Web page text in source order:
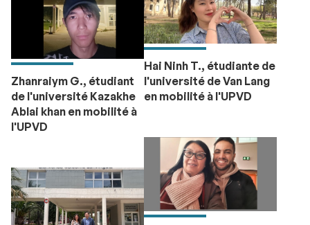
Hai Ninh T., étudiante de
l'université de Van Lang
en mobilité à l'UPVD
Zhanraiym G., étudiant
de l'université Kazakhe
Ablai khan en mobilité à
l'UPVD